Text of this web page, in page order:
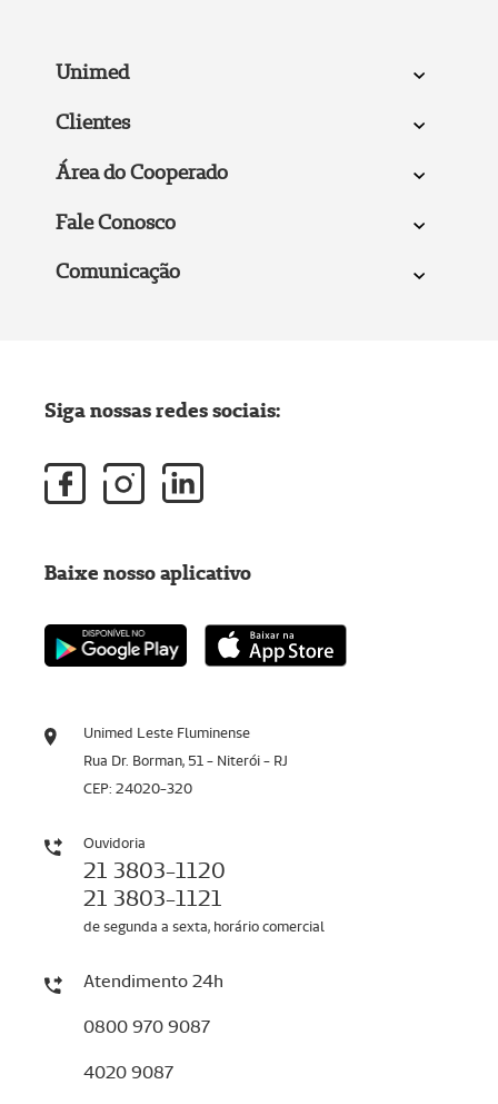
Unimed
Clientes
Área do Cooperado
Fale Conosco
Comunicação
Unimed Leste Fluminense
Rua Dr. Borman, 51 - Niterói - RJ
CEP: 24020-320
Ouvidoria
21 3803-1120
21 3803-1121
de segunda a sexta, horário comercial
Atendimento 24h
0800 970 9087
4020 9087
Siga nossas redes sociais:
Baixe nosso aplicativo